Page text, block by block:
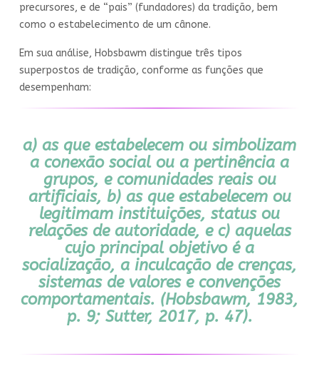
precursores, e de “pais” (fundadores) da tradição, bem
como o estabelecimento de um cânone.
Em sua análise, Hobsbawm distingue três tipos
superpostos de tradição, conforme as funções que
desempenham:
a) as que estabelecem ou simbolizam
a conexão social ou a pertinência a
grupos, e comunidades reais ou
artificiais, b) as que estabelecem ou
legitimam instituições, status ou
relações de autoridade, e c) aquelas
cujo principal objetivo é a
socialização, a inculcação de crenças,
sistemas de valores e convenções
comportamentais. (Hobsbawm, 1983,
p. 9; Sutter, 2017, p. 47).